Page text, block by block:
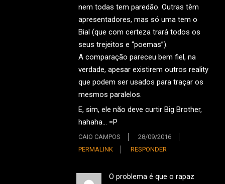
nem todas tem paredão. Outras têm
apresentadores, mas só uma tem o
Bial (que com certeza trará todos os
seus trejeitos e “poemas”).
A comparação pareceu bem fiel, na
verdade, apesar existirem outros reality
que podem ser usados para traçar os
mesmos paralelos.
E, sim, ele não deve curtir Big Brother,
hahaha… =P
CAIO CAMPOS
28/09/2016
PERMALINK
RESPONDER
O problema é que o rapaz